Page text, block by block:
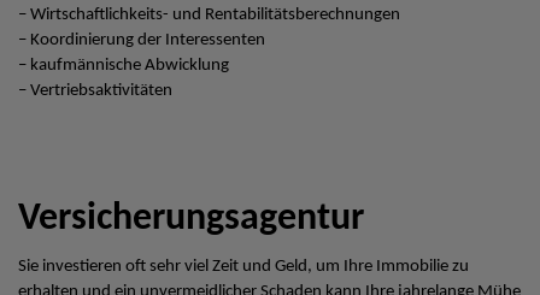
– Wirtschaftlichkeits- und Rentabilitätsberechnungen
– Koordinierung der Interessenten
– kaufmännische Abwicklung
– Vertriebsaktivitäten
Versicherungsagentur
Sie investieren oft sehr viel Zeit und Geld, um Ihre Immobilie zu
erhalten und ein unvermeidlicher Schaden kann Ihre jahrelange Mühe